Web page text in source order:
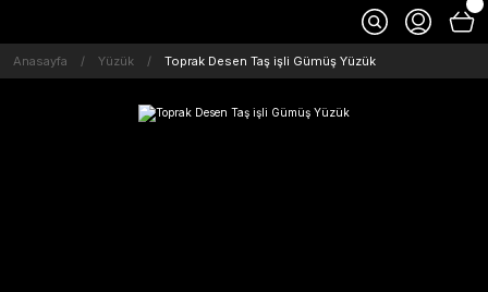
Anasayfa Yüzük Toprak Desen Taş işli Gümüş Yüzük